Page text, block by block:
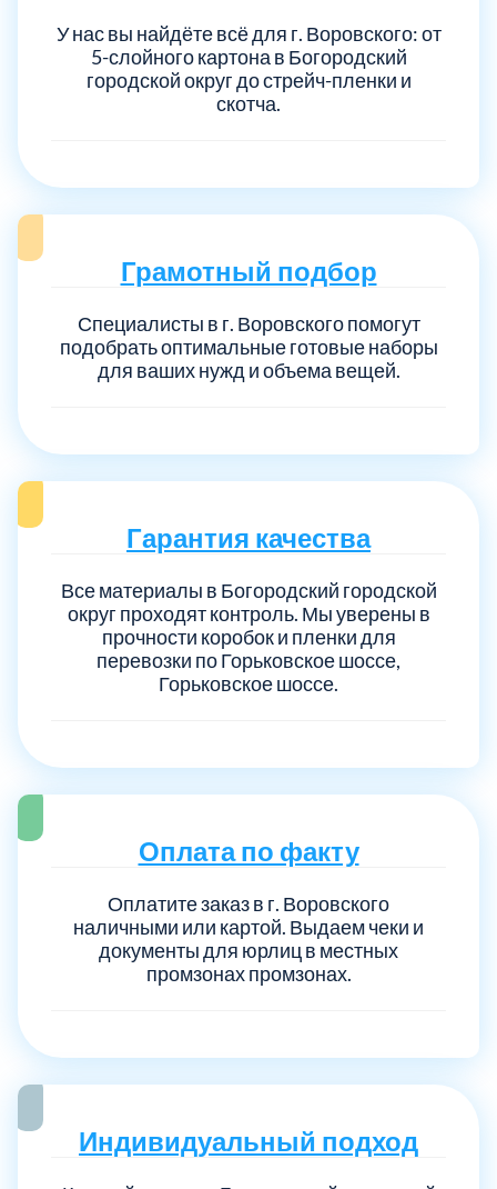
У нас вы найдёте всё для г. Воровского: от
5-слойного картона в Богородский
городской округ до стрейч-пленки и
скотча.
Грамотный подбор
Специалисты в г. Воровского помогут
подобрать оптимальные готовые наборы
для ваших нужд и объема вещей.
Гарантия качества
Все материалы в Богородский городской
округ проходят контроль. Мы уверены в
прочности коробок и пленки для
перевозки по Горьковское шоссе,
Горьковское шоссе.
Оплата по факту
Оплатите заказ в г. Воровского
наличными или картой. Выдаем чеки и
документы для юрлиц в местных
промзонах промзонах.
Индивидуальный подход